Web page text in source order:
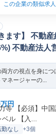
この企業の類似求
ます】 不動
不動産法人
方の視点を身に
ネージャーの...
円
等 【必須】中
ル 【入...
勤なし +3個